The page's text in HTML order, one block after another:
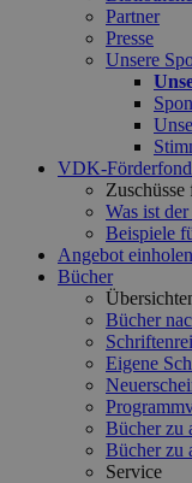
Partner
Presse
Unsere
VDK-
Was ist
Beispiele
Angebot einholen
Bücher
Bücher
Eigene
Bücher zu
Bücher zu
Service